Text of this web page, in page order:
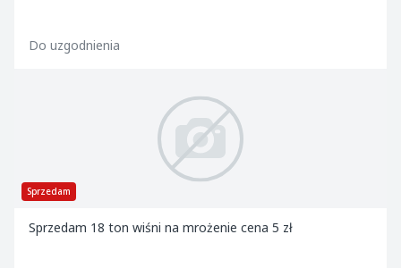
Do uzgodnienia
Sprzedam
Sprzedam 18 ton wiśni na mrożenie cena 5 zł